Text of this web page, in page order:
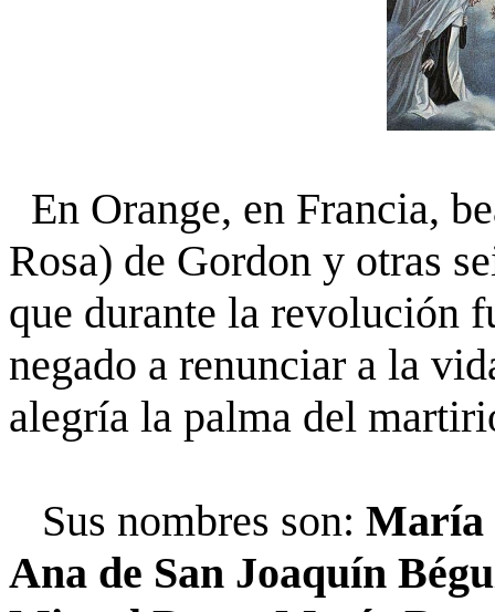
En Orange, en Francia,
Rosa) de Gordon y otras
que durante la revolución
negado a renunciar a la
alegría la palma del
Sus nombres son: María
Ana de San Joaquín